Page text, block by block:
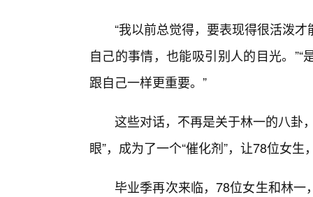
“我以前总觉得，要表现得很活泼
自己的事情，也能吸引别人的目光。
跟自己一样更重要。”
这些对话，不再是关于林一的八卦
眼”，成为了一个“催化剂”，让78位女
毕业季再次来临，78位女生和林